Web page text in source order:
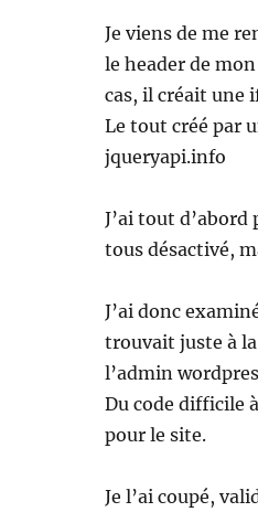
Je viens de me
le header de
cas, il créait une
Le tout créé par
jqueryapi.info
J’ai tout d’abord
tous désactivé,
J’ai donc
trouvait juste à
l’admin
Du code difficile
pour le site.
Je l’ai coupé,